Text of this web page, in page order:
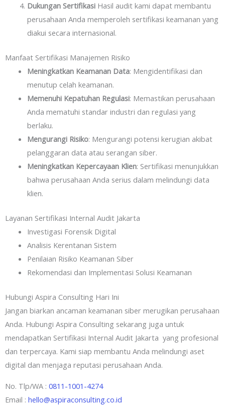
Dukungan SertifikasiHasil audit kami dapat membantu
perusahaan Anda memperoleh sertifikasi keamanan yang
diakui secara internasional.
Manfaat Sertifikasi Manajemen Risiko
Meningkatkan Keamanan Data: Mengidentifikasi dan
menutup celah keamanan.
Memenuhi Kepatuhan Regulasi: Memastikan perusahaan
Anda mematuhi standar industri dan regulasi yang
berlaku.
Mengurangi Risiko: Mengurangi potensi kerugian akibat
pelanggaran data atau serangan siber.
Meningkatkan Kepercayaan Klien: Sertifikasi menunjukkan
bahwa perusahaan Anda serius dalam melindungi data
klien.
Layanan Sertifikasi Internal Audit Jakarta
Investigasi Forensik Digital
Analisis Kerentanan Sistem
Penilaian Risiko Keamanan Siber
Rekomendasi dan Implementasi Solusi Keamanan
Hubungi Aspira Consulting Hari Ini
Jangan biarkan ancaman keamanan siber merugikan perusahaan
Anda. Hubungi Aspira Consulting sekarang juga untuk
mendapatkan Sertifikasi Internal Audit Jakarta yang profesional
dan terpercaya. Kami siap membantu Anda melindungi aset
digital dan menjaga reputasi perusahaan Anda.
No. Tlp/WA : 0811-1001-4274
Email : hello@aspiraconsulting.co.id